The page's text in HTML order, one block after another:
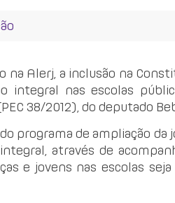
na Alerj, a inclusão na
integral nas escolas
38/2012), do deputado
programa de ampliação da
através de
e jovens nas escolas